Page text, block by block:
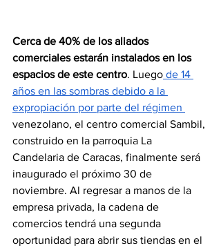
Cerca de 40% de los aliados
comerciales estarán instalados en los
espacios de este centro. Luego de 14
años en las sombras debido a la
expropiación por parte del régimen
venezolano, el centro comercial Sambil,
construido en la parroquia La
Candelaria de Caracas, finalmente será
inaugurado el próximo 30 de
noviembre. Al regresar a manos de la
empresa privada, la cadena de
comercios tendrá una segunda
oportunidad para abrir sus tiendas en el